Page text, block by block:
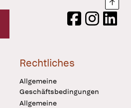
Logo
FacebookInstagram
Rechtliches
Allgemeine
Geschäftsbedingungen
Allgemeine